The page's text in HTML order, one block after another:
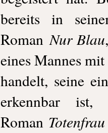
bereits in
RomanNur Blau
eines Mannes
handelt, seine
erkennbar ist,
Roman Totenfrau